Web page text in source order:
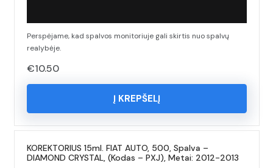
Perspėjame, kad spalvos monitoriuje gali skirtis nuo spalvų
realybėje.
€10.50
Į KREPŠELĮ
KOREKTORIUS 15ml. FIAT AUTO, 500, Spalva –
DIAMOND CRYSTAL, (Kodas – PXJ), Metai: 2012-2013